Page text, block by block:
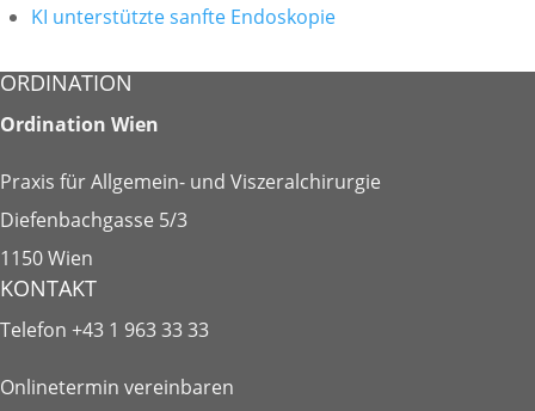
KI unterstützte sanfte Endoskopie
ORDINATION
Ordination Wien
Praxis für Allgemein- und Viszeralchirurgie
Diefenbachgasse 5/3
1150 Wien
KONTAKT
Telefon +43 1 963 33 33
Onlinetermin vereinbaren